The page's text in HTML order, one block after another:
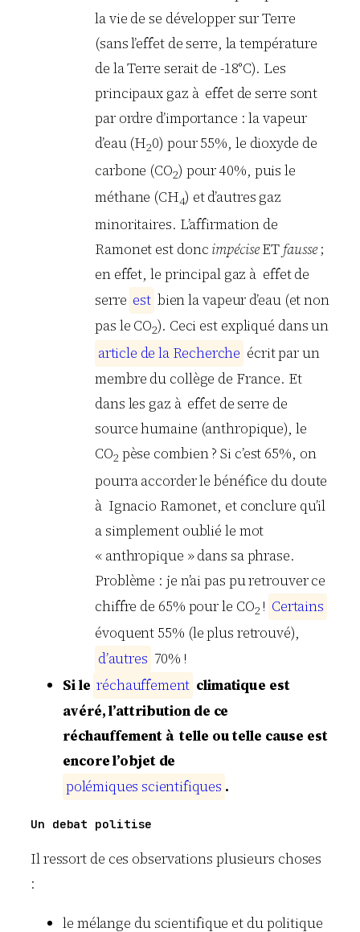
la vie de se développer sur Terre
(sans l’effet de serre, la température
de la Terre serait de -18°C). Les
principaux gaz à effet de serre sont
par ordre d’importance : la vapeur
d’eau (H20) pour 55%, le dioxyde de
carbone (CO2) pour 40%, puis le
méthane (CH4) et d’autres gaz
minoritaires. L’affirmation de
Ramonet est donc impéciseET fausse;
en effet, le principal gaz à effet de
serre est bien la vapeur d’eau (et non
pas le CO2). Ceci est expliqué dans un
article de la Recherche écrit par un
membre du collège de France. Et
dans les gaz à effet de serre de
source humaine (anthropique), le
CO2 pèse combien ? Si c’est 65%, on
pourra accorder le bénéfice du doute
à Ignacio Ramonet, et conclure qu’il
a simplement oublié le mot
« anthropique » dans sa phrase.
Problème : je n’ai pas pu retrouver ce
chiffre de 65% pour le CO2 ! Certains
évoquent 55% (le plus retrouvé),
d’autres 70% !
Si le réchauffement climatique est
avéré, l’attribution de ce
réchauffement à telle ou telle cause est
encore l’objet de
polémiques scientifiques .
Un debat politise
Il ressort de ces observations plusieurs choses
:
le mélange du scientifique et du politique